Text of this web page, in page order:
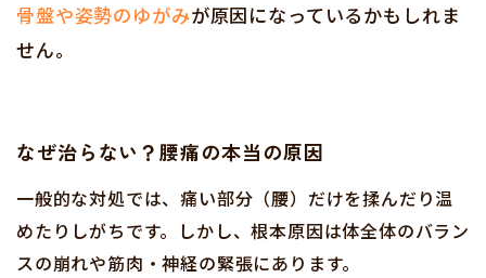
骨盤や姿勢のゆがみが原因になっているかもしれま
せん。
なぜ治らない？腰痛の本当の原因
一般的な対処では、痛い部分（腰）だけを揉んだり温
めたりしがちです。しかし、根本原因は体全体のバラン
スの崩れや筋肉・神経の緊張にあります。